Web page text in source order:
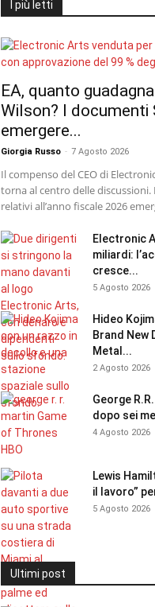
I più letti
EA, quanto
Wilson? I documenti
emergere...
Giorgia Russo - 7 Agosto 2026
Il compenso del CEO di
torna al centro delle
relativi all’anno fiscale 2026
Electronic
miliardi:
cresce...
5 Agosto 2026
Hideo
Brand New
Metal...
2 Agosto 2026
George
dopo sei
4 Agosto 2026
Lewis
il lavoro”
5 Agosto 2026
Ultimi post